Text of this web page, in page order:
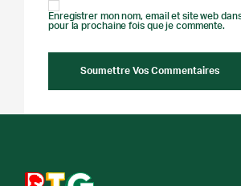
Enregistrer mon nom, email et site web
pour la prochaine fois que je commente.